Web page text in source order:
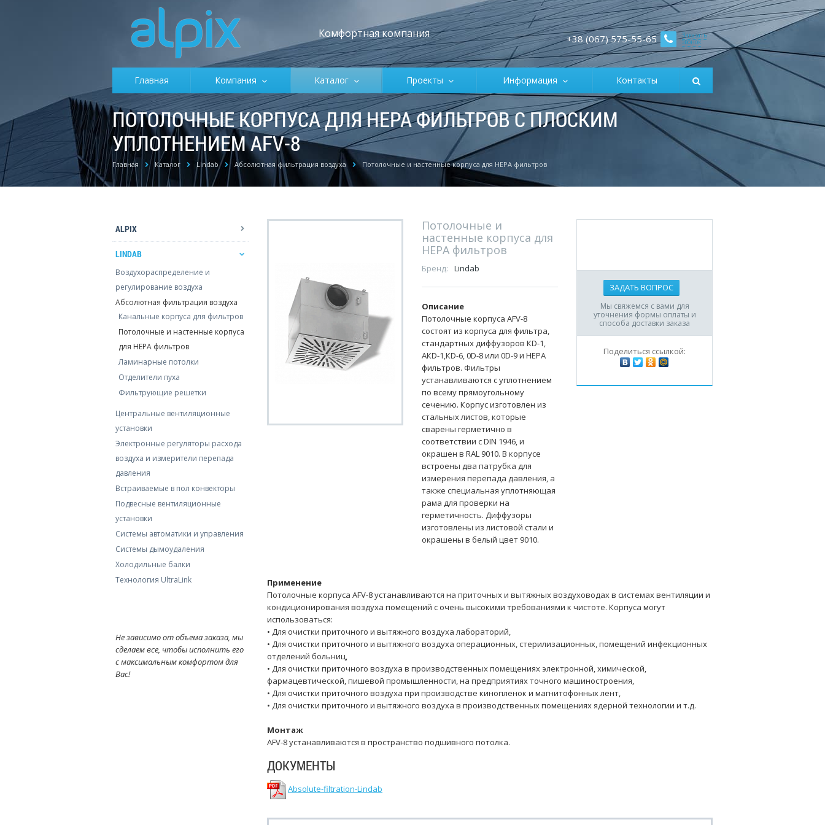
Комфортная компания Заказать
звонок
+38 (067) 575-55-65
Главная Компания Каталог Проекты Информация Контакты
ПОТОЛОЧНЫЕ КОРПУСА ДЛЯ HEPA ФИЛЬТРОВ С ПЛОСКИМ
УПЛОТНЕНИЕМ AFV-8
Главная Каталог Lindab Абсолютная фильтрация воздуха Потолочные и настенные корпуса для HEPA фильтров
ALPIX
LINDAB
Воздухораспределение и
регулирование воздуха
Абсолютная фильтрация воздуха
Канальные корпуса для фильтров
Потолочные и настенные корпуса
для HEPA фильтров
Ламинарные потолки
Отделители пуха
Фильтрующие решетки
Центральные вентиляционные
установки
Электронные регуляторы расхода
воздуха и измерители перепада
давления
Встраиваемые в пол конвекторы
Подвесные вентиляционные
установки
Системы автоматики и управления
Системы дымоудаления
Холодильные балки
Технология UltraLink
Не зависимо от объема заказа, мы
сделаем все, чтобы исполнить его
с максимальным комфортом для
Вас!
Потолочные и
настенные корпуса для
HEPA фильтров
Бренд: Lindab
Описание
Потолочные корпуса AFV-8
состоят из корпуса для фильтра,
стандартных диффузоров КD-1,
АКD-1,КD-6, 0D-8 или 0D-9 и HEPA
фильтров. Фильтры
устанавливаются с уплотнением
по всему прямоугольному
сечению. Корпус изготовлен из
стальных листов, которые
сварены герметично в
соответствии с DIN 1946, и
окрашен в RAL 9010. В корпусе
встроены два патрубка для
измерения перепада давления, а
также специальная уплотняющая
рама для проверки на
герметичность. Диффузоры
изготовлены из листовой стали и
окрашены в белый цвет 9010.
ЗАДАТЬ ВОПРОС
Мы свяжемся с вами для
уточнения формы оплаты и
способа доставки заказа
Поделиться ссылкой:
Применение
Потолочные корпуса AFV-8 устанавливаются на приточных и вытяжных воздуховодах в системах вентиляции и
кондиционирования воздуха помещений с очень высокими требованиями к чистоте. Корпуса могут
использоваться:
• Для очистки приточного и вытяжного воздуха лабораторий,
• Для очистки приточного и вытяжного воздуха операционных, стерилизационных, помещений инфекционных
отделений больниц,
• Для очистки приточного воздуха в производственных помещениях электронной, химической,
фармацевтической, пишевой промышленности, на предприятиях точного машиностроения,
• Для очистки приточного воздуха при производстве кинопленок и магнитофонных лент,
• Для очистки приточного и вытяжного воздуха в производственных помещениях ядерной технологии и т.д.
Монтаж
AFV-8 устанавливаются в пространство подшивного потолка.
ДОКУМЕНТЫ
Absolute-filtration-Lindab